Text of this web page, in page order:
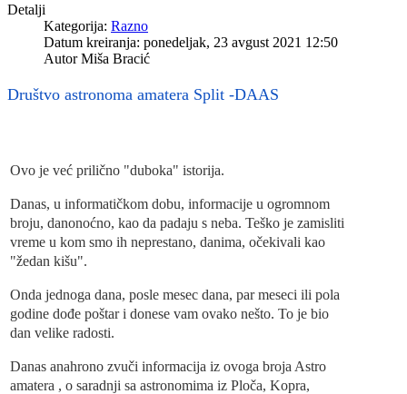
Detalji
Kategorija: Razno
Datum kreiranja: ponedeljak, 23 avgust 2021 12:50
AutorMiša Bracić
Društvo astronoma amatera Split -DAAS
Ovo je već prilično "duboka" istorija.
Danas, u informatičkom dobu, informacije u ogromnom
broju, danonoćno, kao da padaju s neba. Teško je zamisliti
vreme u kom smo ih neprestano, danima, očekivali kao
"žedan kišu".
Onda jednoga dana, posle mesec dana, par meseci ili pola
godine dođe poštar i donese vam ovako nešto. To je bio
dan velike radosti.
Danas anahrono zvuči informacija iz ovoga broja Astro
amatera , o saradnji sa astronomima iz Ploča, Kopra,